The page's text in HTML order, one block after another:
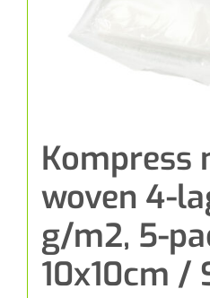
Kompress
woven 4-
g/m2, 5-
10x10cm /